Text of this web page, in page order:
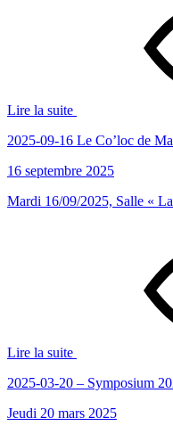
Lire la suite
2025-09-16 Le Co’loc de
16 septembre 2025
Mardi 16/09/2025, Salle «
Lire la suite
2025-03-20 – Symposium
Jeudi 20 mars 2025